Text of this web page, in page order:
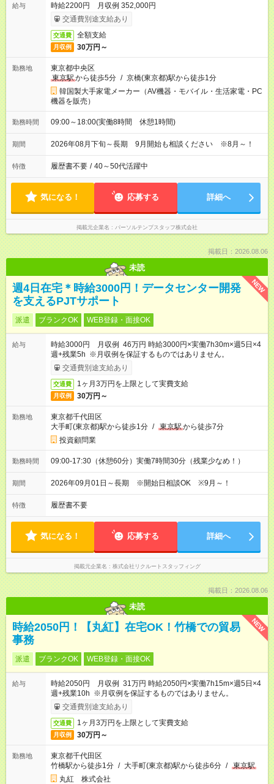
給与
時給2200円 月収例 352,000円
交通費別途支給あり
交通費 全額支給
月収例 30万円～
勤務地
東京都中央区
東京駅から徒歩5分 / 京橋(東京都)駅から徒歩1分
韓国製大手家電メーカー（AV機器・モバイル・生活家電・PC
機器を販売）
勤務時間 09:00～18:00(実働8時間 休憩1時間)
期間 2026年08月下旬～長期 9月開始も相談ください ※8月～！
特徴 履歴書不要 / 40～50代活躍中
気になる！ 応募する 詳細へ
掲載元企業名 パーソルテンプスタッフ株式会社
掲載日：2026.08.06
未読
NEW
週4日在宅＊時給3000円！データセンター開発
を支えるPJTサポート
派遣 ブランクOK WEB登録・面接OK
給与
時給3000円 月収例 46万円 時給3000円×実働7h30m×週5日×4
週+残業5h ※月収例を保証するものではありません。
交通費別途支給あり
交通費 1ヶ月3万円を上限として実費支給
月収例 30万円～
勤務地
東京都千代田区
大手町(東京都)駅から徒歩1分 / 東京駅から徒歩7分
投資顧問業
勤務時間 09:00-17:30（休憩60分）実働7時間30分（残業少なめ！）
期間 2026年09月01日～長期 ※開始日相談OK ※9月～！
特徴 履歴書不要
気になる！ 応募する 詳細へ
掲載元企業名 株式会社リクルートスタッフィング
掲載日：2026.08.06
未読
NEW
時給2050円！【丸紅】在宅OK！竹橋での貿易
事務
派遣 ブランクOK WEB登録・面接OK
給与
時給2050円 月収例 31万円 時給2050円×実働7h15m×週5日×4
週+残業10h ※月収例を保証するものではありません。
交通費別途支給あり
交通費 1ヶ月3万円を上限として実費支給
月収例 30万円～
勤務地
東京都千代田区
竹橋駅から徒歩1分 / 大手町(東京都)駅から徒歩6分 / 東京駅
丸紅 株式会社